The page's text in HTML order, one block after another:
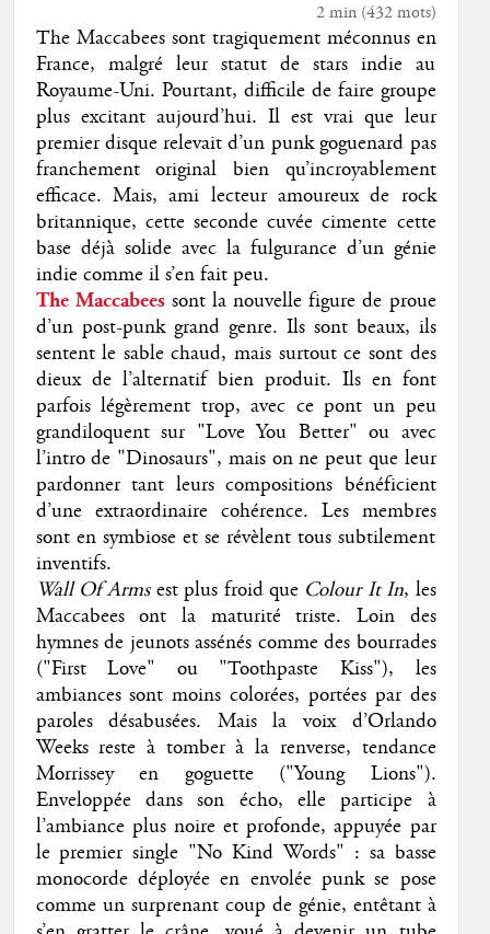
2 min(432mots)
The Maccabees sont tragiquement méconnus en
France, malgré leur statut de stars indie au
Royaume-Uni. Pourtant, difficile de faire groupe
plus excitant aujourd’hui. Il est vrai que leur
premier disque relevait d’un punk goguenard pas
franchement original bien qu’incroyablement
efficace. Mais, ami lecteur amoureux de rock
britannique, cette seconde cuvée cimente cette
base déjà solide avec la fulgurance d’un génie
indie comme il s’en fait peu.
The Maccabees sont la nouvelle figure de proue
d’un post-punk grand genre. Ils sont beaux, ils
sentent le sable chaud, mais surtout ce sont des
dieux de l’alternatif bien produit. Ils en font
parfois légèrement trop, avec ce pont un peu
grandiloquent sur "Love You Better" ou avec
l’intro de "Dinosaurs", mais on ne peut que leur
pardonner tant leurs compositions bénéficient
d’une extraordinaire cohérence. Les membres
sont en symbiose et se révèlent tous subtilement
inventifs.
Wall Of Armsest plus froid que Colour It In, les
Maccabees ont la maturité triste. Loin des
hymnes de jeunots assénés comme des bourrades
("First Love" ou "Toothpaste Kiss"), les
ambiances sont moins colorées, portées par des
paroles désabusées. Mais la voix d’Orlando
Weeks reste à tomber à la renverse, tendance
Morrissey en goguette ("Young Lions").
Enveloppée dans son écho, elle participe à
l’ambiance plus noire et profonde, appuyée par
le premier single "No Kind Words" : sa basse
monocorde déployée en envolée punk se pose
comme un surprenant coup de génie, entêtant à